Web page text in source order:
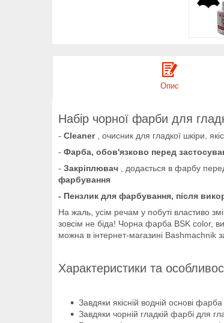
Опис
Набір чорної фарби для
- Cleaner
, очисник для гладкої шкіри,
- Фарба, обов'язково перед
- Закріплювач , додається в фарбу
фарбування
- Пензлик для фарбування, після
На жаль, усім речам у побуті властиво
зовсім не біда! Чорна фарба BSK color,
можна в інтернет-магазині Bashmachnik
Характеристики та
Завдяки якісній водній основі
Завдяки чорній гладкій фарбі для